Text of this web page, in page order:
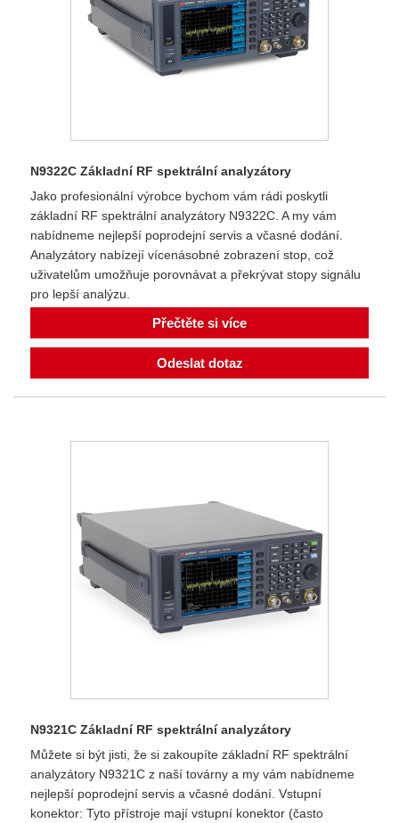
N9322C Základní RF spektrální analyzátory
Jako profesionální výrobce bychom vám rádi poskytli
základní RF spektrální analyzátory N9322C. A my vám
nabídneme nejlepší poprodejní servis a včasné dodání.
Analyzátory nabízejí vícenásobné zobrazení stop, což
uživatelům umožňuje porovnávat a překrývat stopy signálu
pro lepší analýzu.
Přečtěte si více
Odeslat dotaz
N9321C Základní RF spektrální analyzátory
Můžete si být jisti, že si zakoupíte základní RF spektrální
analyzátory N9321C z naší továrny a my vám nabídneme
nejlepší poprodejní servis a včasné dodání. Vstupní
konektor: Tyto přístroje mají vstupní konektor (často